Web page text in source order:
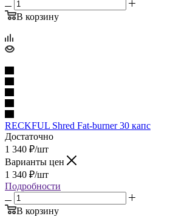
В корзину
RECKFUL Shred Fat-burner 30 капс
Достаточно
1 340 ₽/шт
Варианты цен
1 340 ₽/шт
Подробности
В корзину